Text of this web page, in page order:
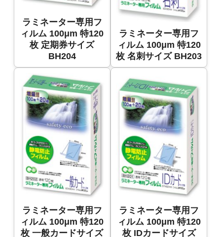
ラミネーター専用フ
ィルム 100μm 特120
枚 定期券サイズ
BH204
ラミネーター専用フ
ィルム 100μm 特120
枚 名刺サイズ BH203
ラミネーター専用フ
ィルム 100μm 特120
枚 一般カードサイズ
ラミネーター専用フ
ィルム 100μm 特120
枚 IDカードサイズ